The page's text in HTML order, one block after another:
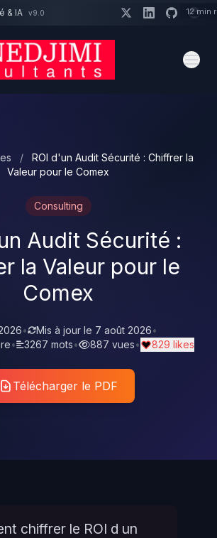
& IA v9.0
/
ROI d'un Audit Sécurité : Chiffrer la
Valeur pour le Comex
Consulting
Audit Sécurité :
la Valeur pour le
Comex
• Mis à jour le 7 août 2026•
• 3267 mots• 887 vues• 829 likes
Télécharger le PDF
chiffrer le ROI d un
? 12 min